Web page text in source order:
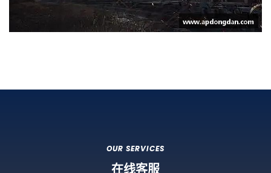
OUR SERVICES
在线客服